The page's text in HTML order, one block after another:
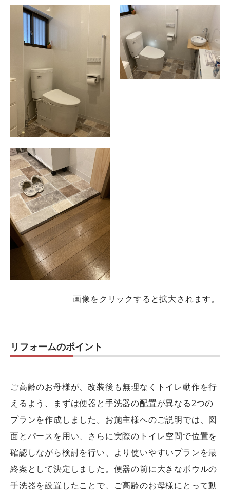
画像をクリックすると拡大されます。
リフォームのポイント
ご高齢のお母様が、改装後も無理なくトイレ動作を行
えるよう、まずは便器と手洗器の配置が異なる2つの
プランを作成しました。お施主様へのご説明では、図
面とパースを用い、さらに実際のトイレ空間で位置を
確認しながら検討を行い、より使いやすいプランを最
終案として決定しました。便器の前に大きなボウルの
手洗器を設置したことで、ご高齢のお母様にとって動